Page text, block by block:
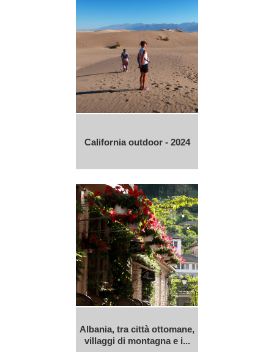
California outdoor - 2024
Albania, tra città ottomane,
villaggi di montagna e i...